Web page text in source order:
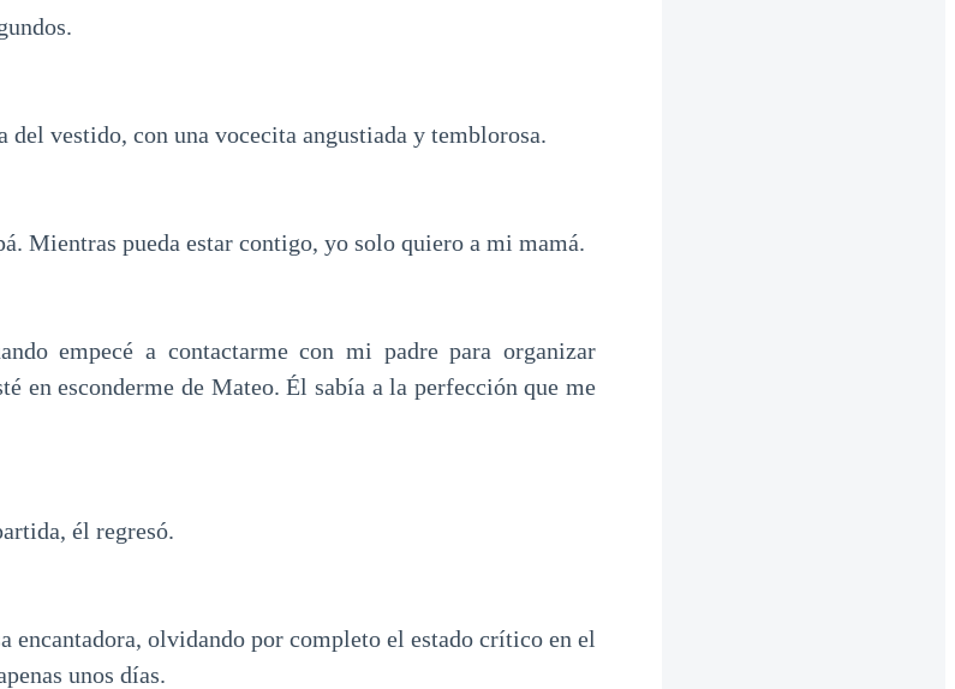
del vestido, con una vocecita angustiada y temblorosa.
Mientras pueda estar contigo, yo solo quiero a mi mamá.
empecé a contactarme con mi padre para organizar
en esconderme de Mateo. Él sabía a la perfección que me
él regresó.
encantadora, olvidando por completo el estado crítico en el
unos días.